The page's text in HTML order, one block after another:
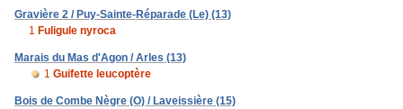
Gravière 2 / Puy-Sainte-Réparade (Le) (13)
1 Fuligule nyroca
Marais du Mas d'Agon / Arles (13)
1 Guifette leucoptère
Bois de Combe Nègre (O) / Laveissière (15)